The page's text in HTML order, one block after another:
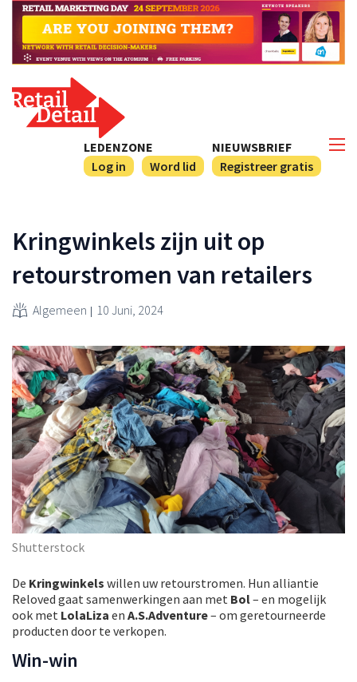
NIEUWSBRIEF
Registreer gratis
LEDENZONE
Log in
Word lid
Kringwinkels zijn uit op
retourstromen van retailers
Algemeen 10 Juni, 2024
Shutterstock
De Kringwinkels willen uw retourstromen. Hun alliantie
Reloved gaat samenwerkingen aan met Bol– en mogelijk
ook met LolaLiza en A.S.Adventure– om geretourneerde
producten door te verkopen.
Win-win